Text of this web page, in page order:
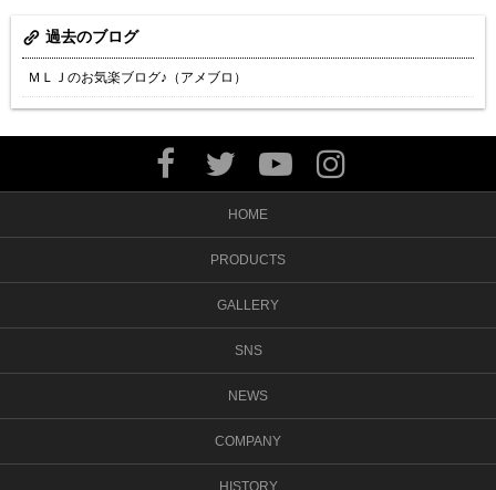
過去のブログ
ＭＬＪのお気楽ブログ♪（アメブロ）
HOME
PRODUCTS
GALLERY
SNS
NEWS
COMPANY
HISTORY